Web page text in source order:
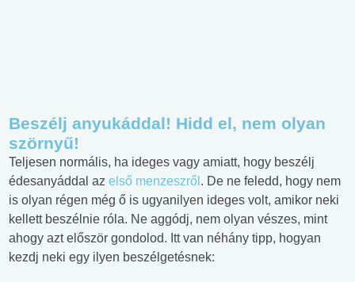
Beszélj anyukáddal! Hidd el, nem olyan
szörnyű!
Teljesen normális, ha ideges vagy amiatt, hogy beszélj
édesanyáddal az első menzeszről . De ne feledd, hogy nem
is olyan régen még ő is ugyanilyen ideges volt, amikor neki
kellett beszélnie róla. Ne aggódj, nem olyan vészes, mint
ahogy azt először gondolod. Itt van néhány tipp, hogyan
kezdj neki egy ilyen beszélgetésnek: